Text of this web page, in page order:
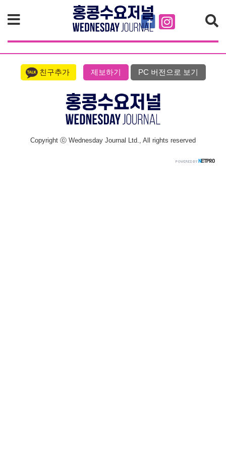
친구추가 제보하기 PC 버전으로 보기
Copyright ⓒ Wednesday Journal Ltd., All rights reserved